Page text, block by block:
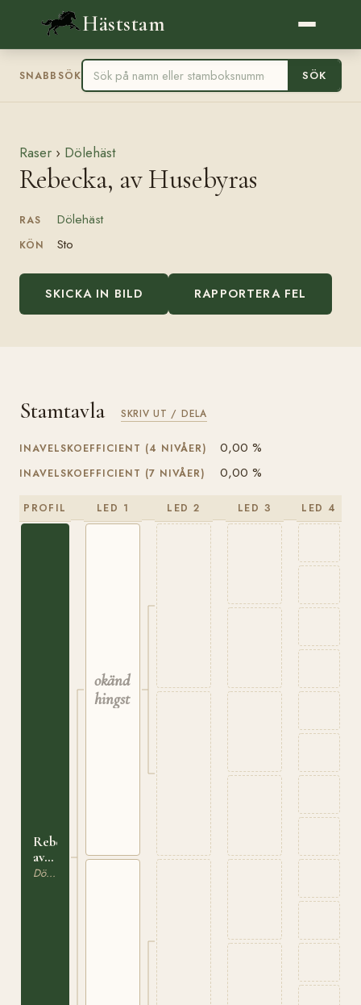
Häststam
SNABBSÖK SÖK
Raser › Dölehäst
Rebecka, av Husebyras
RAS Dölehäst
KÖN Sto
SKICKA IN BILD RAPPORTERA FEL
Stamtavla SKRIV UT / DELA
INAVELSKOEFFICIENT (4 NIVÅER) 0,00 %
INAVELSKOEFFICIENT (7 NIVÅER) 0,00 %
PROFIL
Rebecka,
av
Husebyras
Dölehäst
LED 1
okänd
hingst
LED 2 LED 3 LED 4